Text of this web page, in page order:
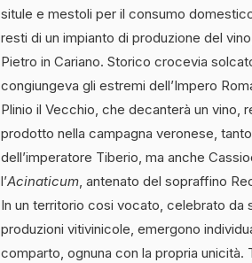
situle e mestoli per il consumo
resti di un impianto di produzione del
Pietro in Cariano. Storico crocevia
congiungeva gli estremi dell’Impero
Plinio il Vecchio, che decanterà un vino,
prodotto nella campagna veronese,
dell’imperatore Tiberio, ma anche
l’Acinaticum, antenato del sopraffino
In un territorio cosi vocato, celebrato da
produzioni vitivinicole, emergono
comparto, ognuna con la propria unicità.